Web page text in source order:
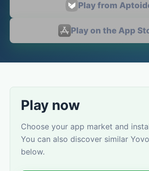
Play from
Play on the App
Play now
Choose your app market and
You can also discover similar
below.